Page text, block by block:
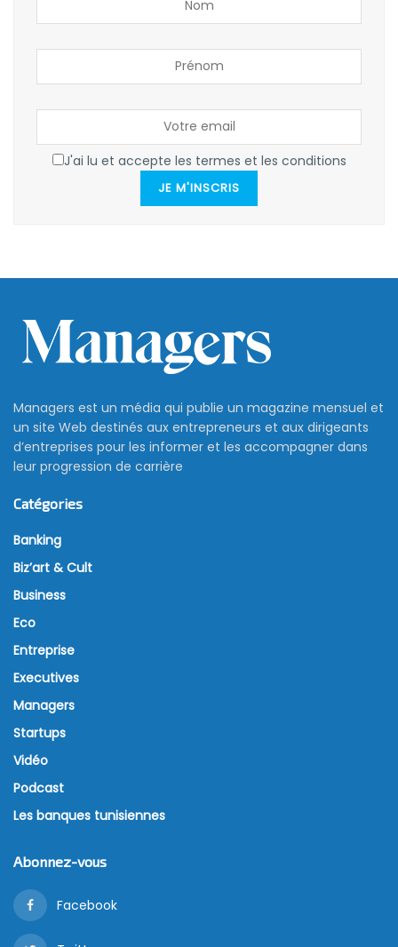
J'ai lu et accepte les termes et les conditions
JE M'INSCRIS
Managers est un média qui publie un magazine mensuel et
un site Web destinés aux entrepreneurs et aux dirigeants
d’entreprises pour les informer et les accompagner dans
leur progression de carrière
Catégories
Banking
Biz’art & Cult
Business
Eco
Entreprise
Executives
Managers
Startups
Vidéo
Podcast
Les banques tunisiennes
Abonnez-vous
Facebook